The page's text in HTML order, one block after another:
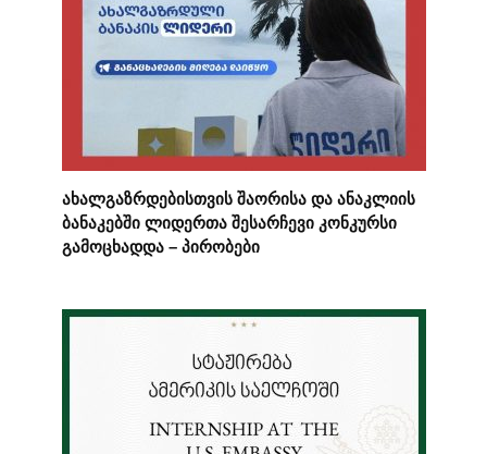
ახალგაზრდებისთვის შაორისა და ანაკლიის
ბანაკებში ლიდერთა შესარჩევი კონკურსი
გამოცხადდა – პირობები